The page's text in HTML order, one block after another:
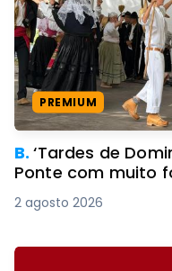
PREMIUM
B.‘Tardes de
Ponte com muito
2 agosto 2026